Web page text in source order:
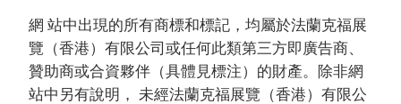
網 站中出現的所有商標和標記，均屬於法蘭克福展
覽（香港）有限公司或任何此類第三方即廣告商、
贊助商或合資夥伴（具體見標注）的財產。除非網
站中另有說明， 未經法蘭克福展覽（香港）有限公